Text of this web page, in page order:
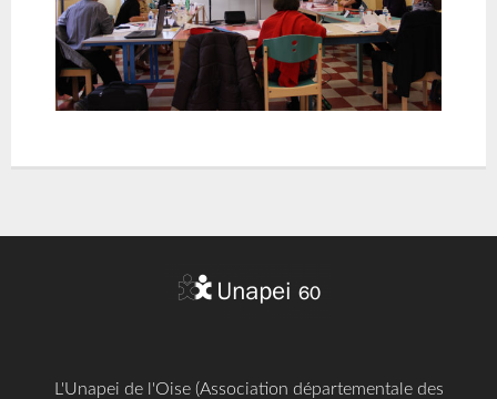
L'Unapei de l'Oise (Association départementale des